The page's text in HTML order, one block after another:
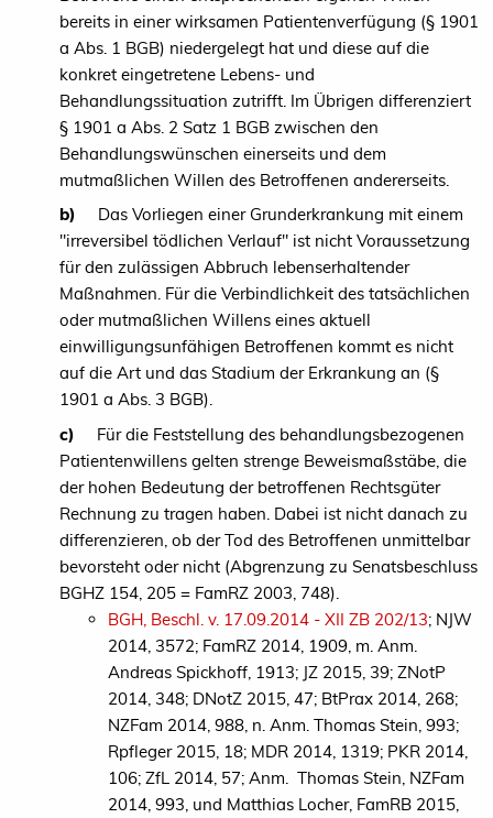
bereits in einer wirksamen Patientenverfügung (§ 1901
a Abs. 1 BGB) niedergelegt hat und diese auf die
konkret eingetretene Lebens- und
Behandlungssituation zutrifft. Im Übrigen differenziert
§ 1901 a Abs. 2 Satz 1 BGB zwischen den
Behandlungswünschen einerseits und dem
mutmaßlichen Willen des Betroffenen andererseits.
b) Das Vorliegen einer Grunderkrankung mit einem
"irreversibel tödlichen Verlauf" ist nicht Voraussetzung
für den zulässigen Abbruch lebenserhaltender
Maßnahmen. Für die Verbindlichkeit des tatsächlichen
oder mutmaßlichen Willens eines aktuell
einwilligungsunfähigen Betroffenen kommt es nicht
auf die Art und das Stadium der Erkrankung an (§
1901 a Abs. 3 BGB).
c) Für die Feststellung des behandlungsbezogenen
Patientenwillens gelten strenge Beweismaßstäbe, die
der hohen Bedeutung der betroffenen Rechtsgüter
Rechnung zu tragen haben. Dabei ist nicht danach zu
differenzieren, ob der Tod des Betroffenen unmittelbar
bevorsteht oder nicht (Abgrenzung zu Senatsbeschluss
BGHZ 154, 205 = FamRZ 2003, 748).
BGH, Beschl. v. 17.09.2014 - XII ZB 202/13; NJW
2014, 3572; FamRZ 2014, 1909, m. Anm.
Andreas Spickhoff, 1913; JZ 2015, 39; ZNotP
2014, 348; DNotZ 2015, 47; BtPrax 2014, 268;
NZFam 2014, 988, n. Anm. Thomas Stein, 993;
Rpfleger 2015, 18; MDR 2014, 1319; PKR 2014,
106; ZfL 2014, 57; Anm. Thomas Stein, NZFam
2014, 993, und Matthias Locher, FamRB 2015,